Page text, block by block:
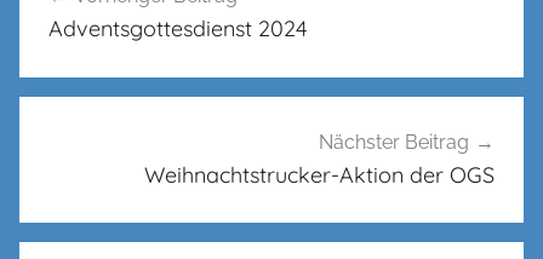
Adventsgottesdienst 2024
Nächster Beitrag
Weihnachtstrucker-Aktion der OGS